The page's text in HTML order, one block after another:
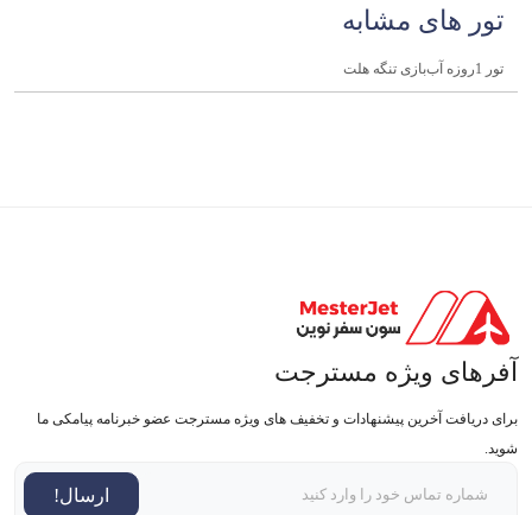
تور های مشابه
تور 1روزه آب‌بازی تنگه هلت
آفرهای ویژه مسترجت
برای دریافت آخرین پیشنهادات و تخفیف های ویژه مسترجت عضو خبرنامه پیامکی ما
شوید.
ارسال!